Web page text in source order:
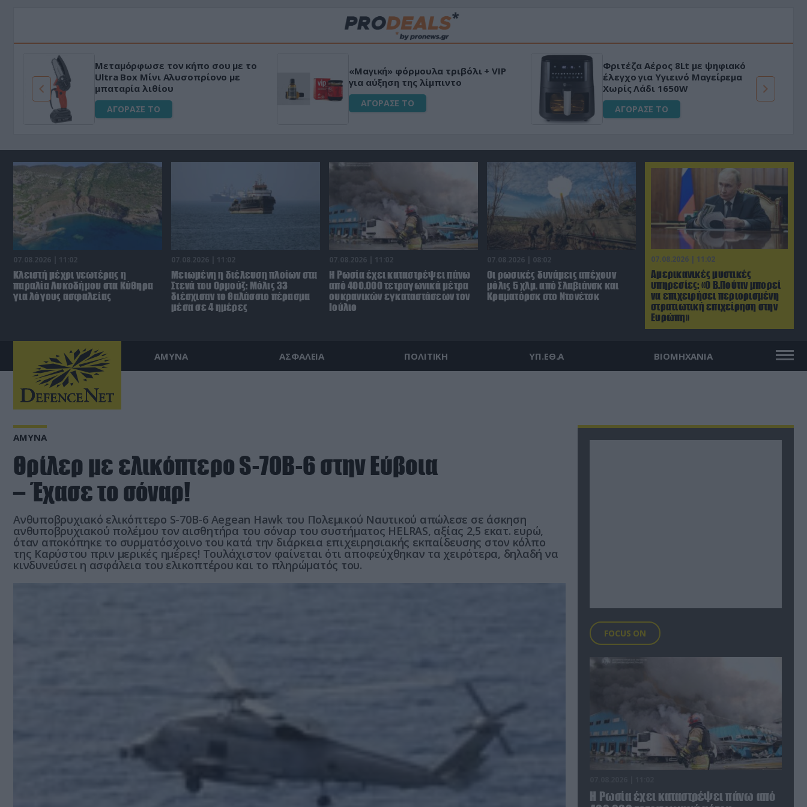
Μεταμόρφωσε τον κήπο σου με το
Ultra Box Μίνι Αλυσοπρίονο με
μπαταρία λιθίου
ΑΓΟΡΑΣΕ ΤΟ
«Μαγική» φόρμουλα τριβόλι + VIP
για αύξηση της λίμπιντο
ΑΓΟΡΑΣΕ ΤΟ
Φριτέζα Αέρος 8Lt με ψηφιακό
έλεγχο για Υγιεινό Μαγείρεμα
Χωρίς Λάδι 1650W
ΑΓΟΡΑΣΕ ΤΟ
07.08.2026 | 11:02
Αμερικανικές μυστικές
υπηρεσίες: «Ο Β.Πούτιν μπορεί
να επιχειρήσει περιορισμένη
στρατιωτική επιχείρηση στην
Ευρώπη»
07.08.2026 | 11:02
Κλειστή μέχρι νεωτέρας η
παραλία Λυκοδήμου στα Κύθηρα
για λόγους ασφαλείας
07.08.2026 | 11:02
Μειωμένη η διέλευση πλοίων στα
Στενά του Ορμούζ: Μόλις 33
διέσχισαν το θαλάσσιο πέρασμα
μέσα σε 4 ημέρες
07.08.2026 | 11:02
Η Ρωσία έχει καταστρέψει πάνω
από 400.000 τετραγωνικά μέτρα
ουκρανικών εγκαταστάσεων τον
Ιούλιο
07.08.2026 | 08:02
Οι ρωσικές δυνάμεις απέχουν
μόλις 5 χλμ. από Σλαβιάνσκ και
Κραματόρσκ στο Ντονέτσκ
ΑΜΥΝΑ ΑΣΦΑΛΕΙΑ ΠΟΛΙΤΙΚΗ ΥΠ.ΕΘ.Α ΒΙΟΜΗΧΑΝΙΑ
ΑΜΥΝΑ
Θρίλερ με ελικόπτερο S-70B-6 στην Εύβοια
– Έχασε το σόναρ!
Aνθυποβρυχιακό ελικόπτερο S-70B-6 Aegean Hawk του Πολεμικού Ναυτικού απώλεσε σε άσκηση
ανθυποβρυχιακού πολέμου τον αισθητήρα του σόναρ του συστήματος HELRAS, αξίας 2,5 εκατ. ευρώ,
όταν αποκόπηκε το συρματόσχοινο του κατά την διάρκεια επιχειρησιακής εκπαίδευσης στον κόλπο
της Καρύστου πριν μερικές ημέρες! Τουλάχιστον φαίνεται ότι αποφεύχθηκαν τα χειρότερα, δηλαδή να
κινδυνεύσει η ασφάλεια του ελικοπτέρου και το πληρώματός του.
FOCUS ON
Η Ρωσία έχει καταστρέψει πάνω από